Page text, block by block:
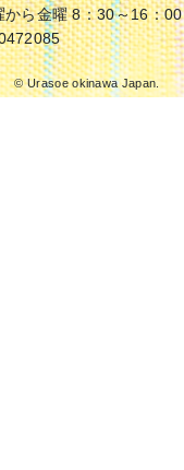
から金曜 8：30～16：00
© Urasoe okinawa Japan.